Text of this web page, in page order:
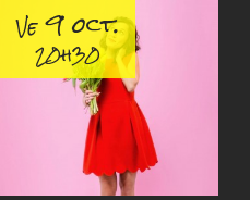
Ve9 oct.
20h30